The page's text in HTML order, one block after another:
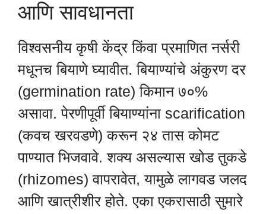
आणि सावधानता
विश्वसनीय कृषी केंद्र किंवा प्रमाणित नर्सरी
मधूनच बियाणे घ्यावीत. बियाण्यांचे अंकुरण दर
(germination rate) किमान ७०%
असावा. पेरणीपूर्वी बियाण्यांना scarification
(कवच खरवडणे) करून २४ तास कोमट
पाण्यात भिजवावे. शक्य असल्यास खोड तुकडे
(rhizomes) वापरावेत, यामुळे लागवड जलद
आणि खात्रीशीर होते. एका एकरासाठी सुमारे